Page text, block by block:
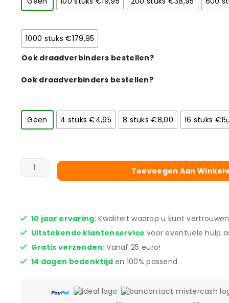
1000 stuks €179,95
Ook draadverbinders bestellen?
Ook draadverbinders bestellen?
Geen 4 stuks €4,95 8 stuks €8,00 16 stuks
Toevoegen Aan
10 jaar ervaring:Kwaliteit waarop u kunt
Uitstekende klantenservice voor eventuele hulp
Gratis verzenden:Vanaf 25 euro!
14 dagen bedenktijd en 100% passend